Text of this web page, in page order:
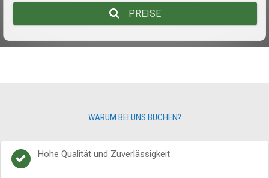
PREISE
WARUM BEI UNS BUCHEN?
Hohe Qualität und Zuverlässigkeit